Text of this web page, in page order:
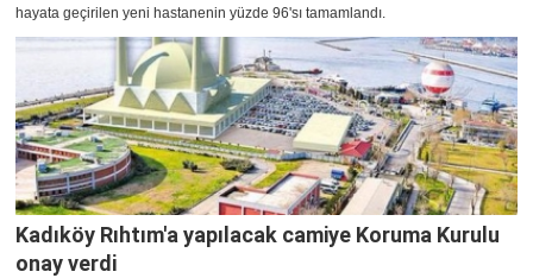
hayata geçirilen yeni hastanenin yüzde 96'sı tamamlandı.
Kadıköy Rıhtım'a yapılacak camiye Koruma Kurulu
onay verdi